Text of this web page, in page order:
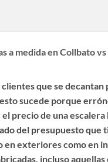
a medida en Collbato
clientes que se decantan
sucede porque
precio de una escalera
del presupuesto que
en exteriores como en
incluso aquellas